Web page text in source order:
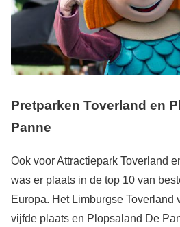
Pretparken Toverland en
Panne
Ook voor Attractiepark Toverland
was er plaats in de top 10 van
Europa. Het Limburgse Toverland
vijfde plaats en Plopsaland De